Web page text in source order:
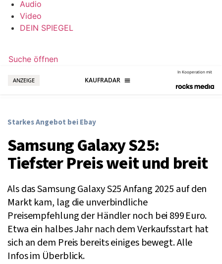
Audio
Video
DEIN SPIEGEL
Suche öffnen
ANZEIGE
In Kooperation mit
Starkes Angebot bei Ebay
Samsung Galaxy S25:
Tiefster Preis weit und breit
Als das Samsung Galaxy S25 Anfang 2025 auf den
Markt kam, lag die unverbindliche
Preisempfehlung der Händler noch bei 899 Euro.
Etwa ein halbes Jahr nach dem Verkaufsstart hat
sich an dem Preis bereits einiges bewegt. Alle
Infos im Überblick.